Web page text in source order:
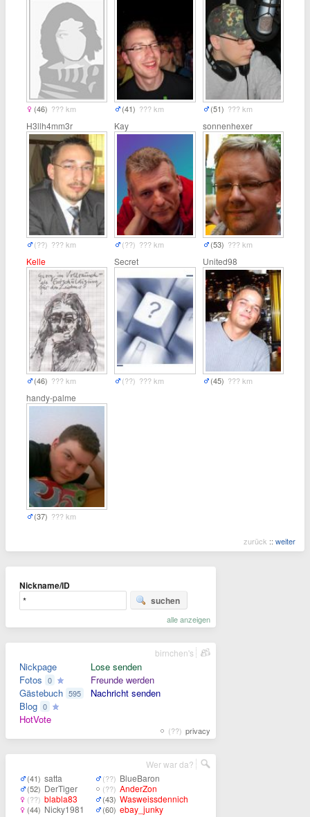
(46) ??? km (41) ??? km (51) ??? km
H3llh4mm3r
(??) ??? km
Kay
(??) ??? km
sonnenhexer
(53) ??? km
Kelle
(46) ??? km
Secret
(??) ??? km
United98
(45) ??? km
handy-palme
(37) ??? km
zurück :: weiter
Nickname/ID
suchen
alle anzeigen
Nickpage
Fotos 0
Gästebuch 595
Blog 0
HotVote
Lose senden
Freunde werden
Nachricht senden
(??) privacy
birnchen's
(41) satta
(52) DerTiger
(??) blabla83
(44) Nicky1981
(??) BlueBaron
(??) AnderZon
(43) Wasweissdennich
(60) ebay_junky
Wer war da?